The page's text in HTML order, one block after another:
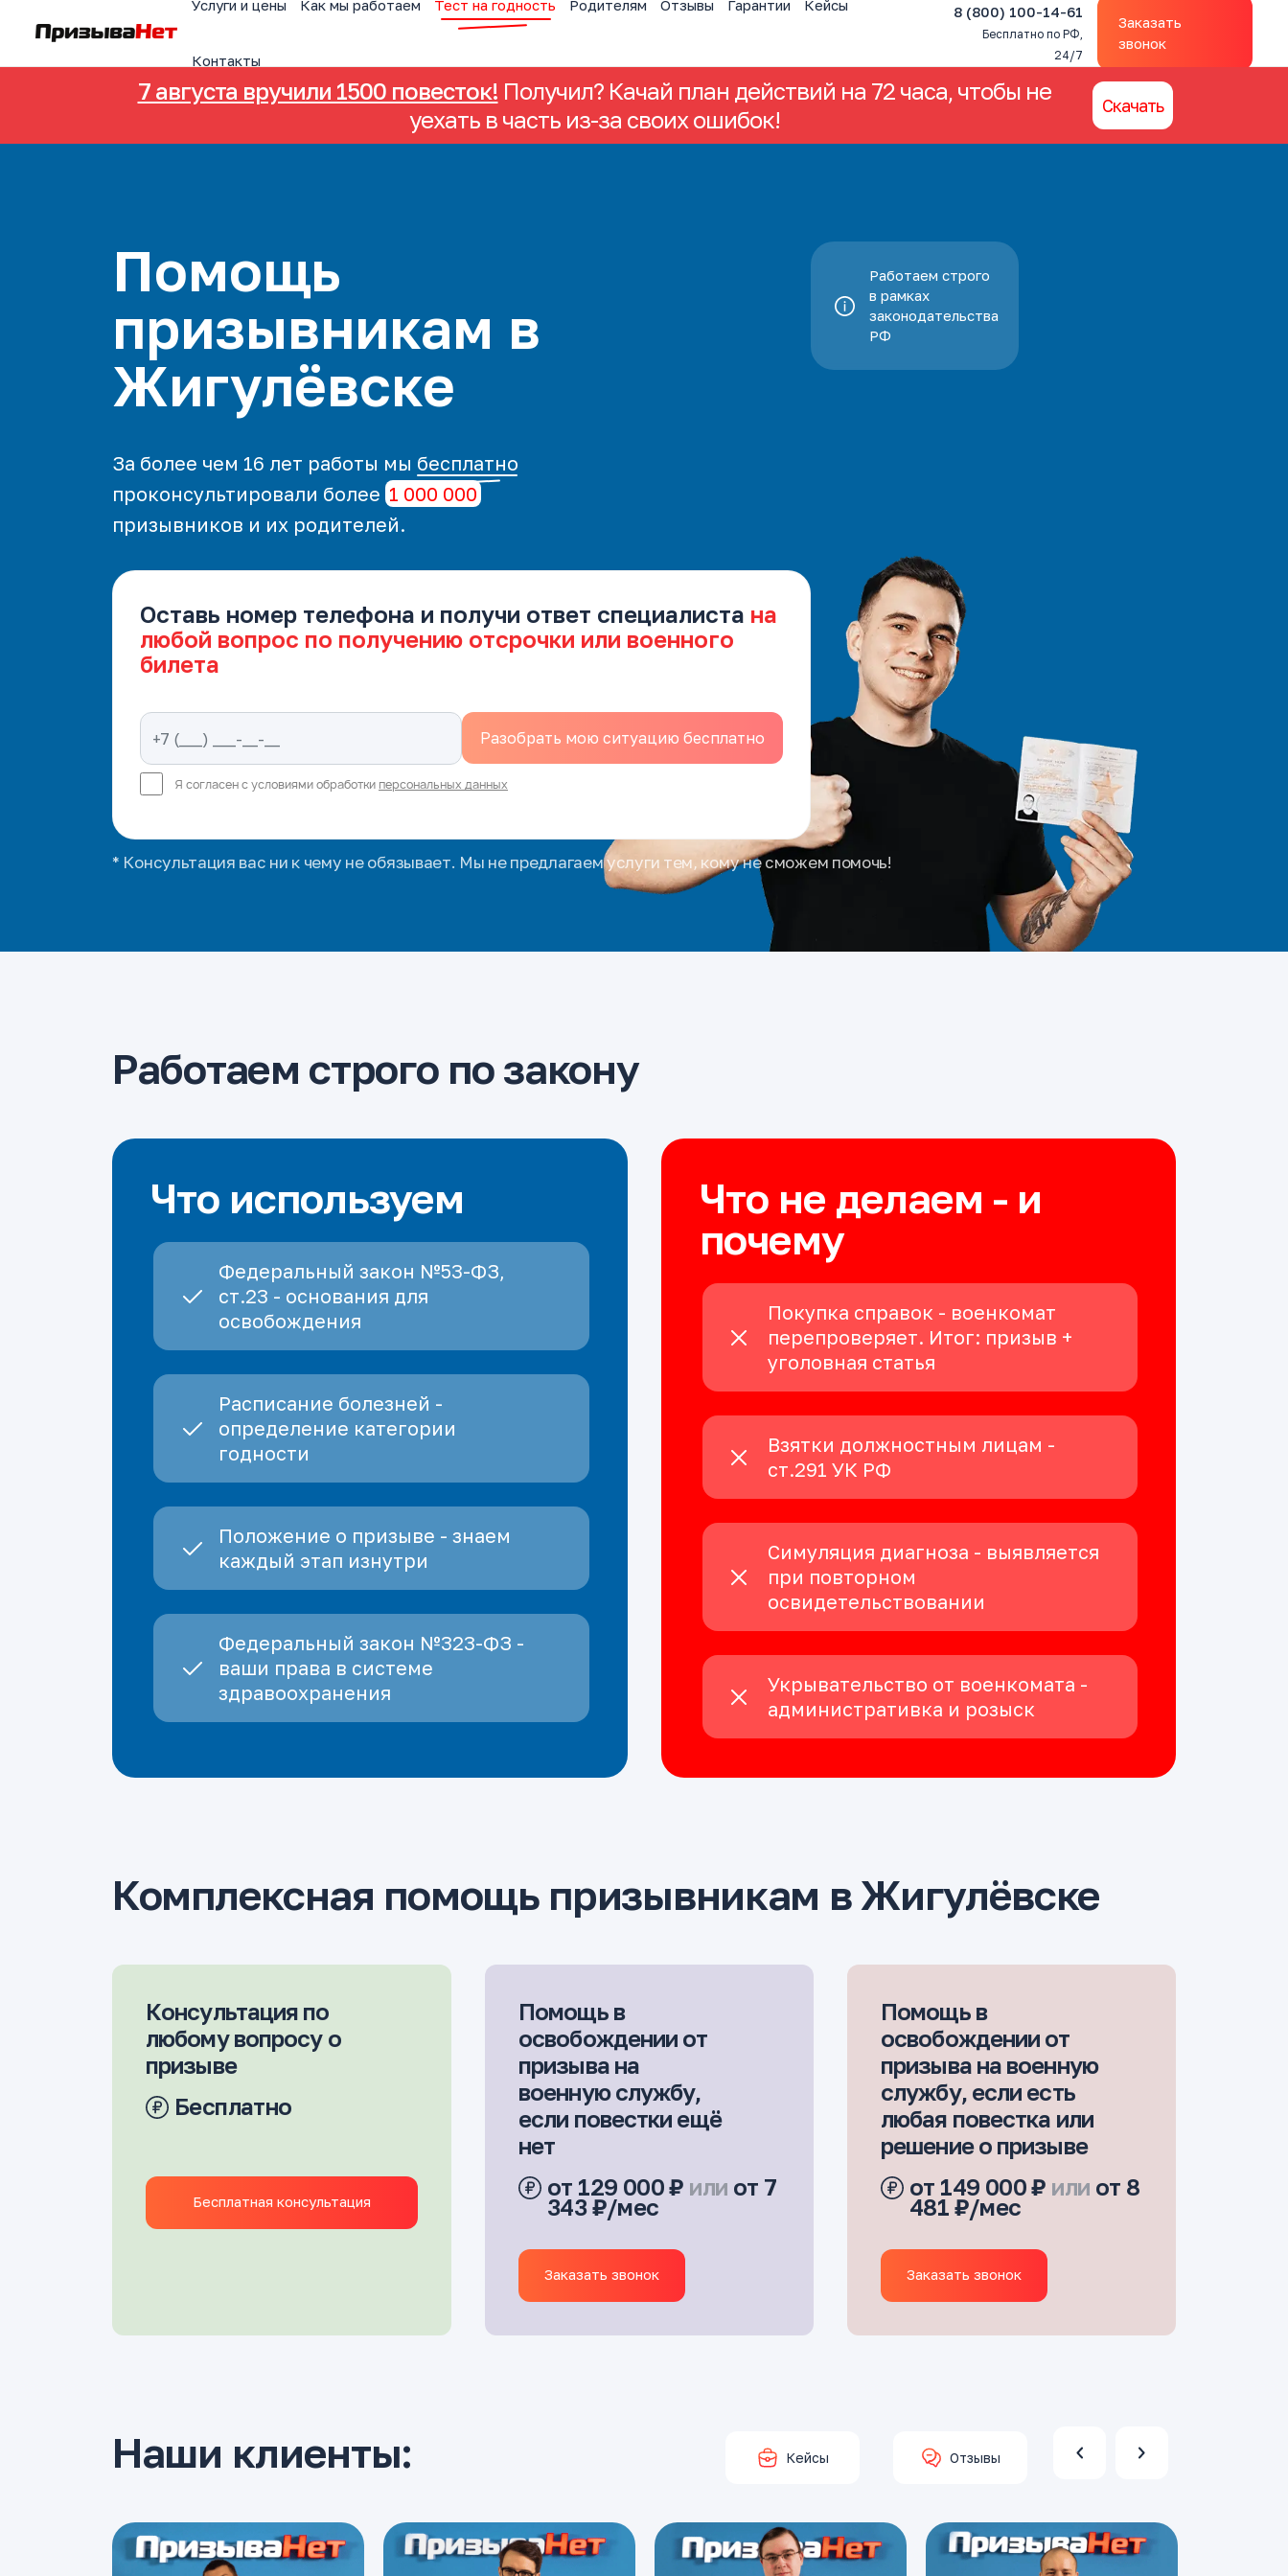
Услуги и цены Как мы работаем Тест на годность Родителям Отзывы Гарантии Кейсы
Контакты
8 (800) 100-14-61
Бесплатно по РФ,
24/7
Заказать
звонок
7 августа вручили 1500 повесток! Получил? Качай план действий на 72 часа, чтобы не
уехать в часть из-за своих ошибок!
Скачать
Помощь
призывникам в
Жигулёвске
За более чем 16 лет работы мы бесплатно
проконсультировали более 1 000 000
призывников и их родителей.
Оставь номер телефона и получи ответ специалиста на
любой вопрос по получению отсрочки или военного
билета
Я согласен с условиями обработки персональных данных
Работаем строго
в рамках
законодательства
РФ
* Консультация вас ни к чему не обязывает. Мы не предлагаем услуги тем, кому не сможем помочь!
Работаем строго по закону
Что используем
Федеральный закон №53-ФЗ,
ст.23 - основания для
освобождения
Расписание болезней -
определение категории
годности
Положение о призыве - знаем
каждый этап изнутри
Федеральный закон №323-ФЗ -
ваши права в системе
здравоохранения
Что не делаем - и
почему
Покупка справок - военкомат
перепроверяет. Итог: призыв +
уголовная статья
Взятки должностным лицам -
ст.291 УК РФ
Симуляция диагноза - выявляется
при повторном
освидетельствовании
Укрывательство от военкомата -
административка и розыск
Комплексная помощь призывникам в Жигулёвске
Консультация по
любому вопросу о
призыве
Бесплатно
Бесплатная консультация
Помощь в
освобождении от
призыва на
военную службу,
если повестки ещё
нет
от 129 000 ₽ или от 7
343 ₽/мес
Заказать звонок
Помощь в
освобождении от
призыва на военную
службу, если есть
любая повестка или
решение о призыве
от 149 000 ₽ или от 8
481 ₽/мес
Заказать звонок
Наши клиенты: Кейсы Отзывы